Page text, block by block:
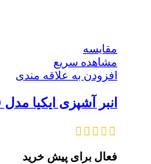
مقایسه
مشاهده سریع
افزودن به علاقه مندی
انبر آشپزی ایکیا مدل FULLANDAD
فعال برای پیش خرید